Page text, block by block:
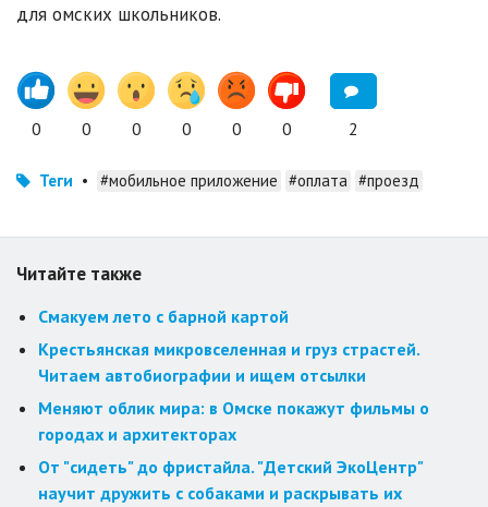
для омских школьников.
0 0 0 0 0 0 2
Теги • #мобильное приложение #оплата #проезд
Читайте также
Смакуем лето с барной картой
Крестьянская микровселенная и груз страстей.
Читаем автобиографии и ищем отсылки
Меняют облик мира: в Омске покажут фильмы о
городах и архитекторах
От "сидеть" до фристайла. "Детский ЭкоЦентр"
научит дружить с собаками и раскрывать их